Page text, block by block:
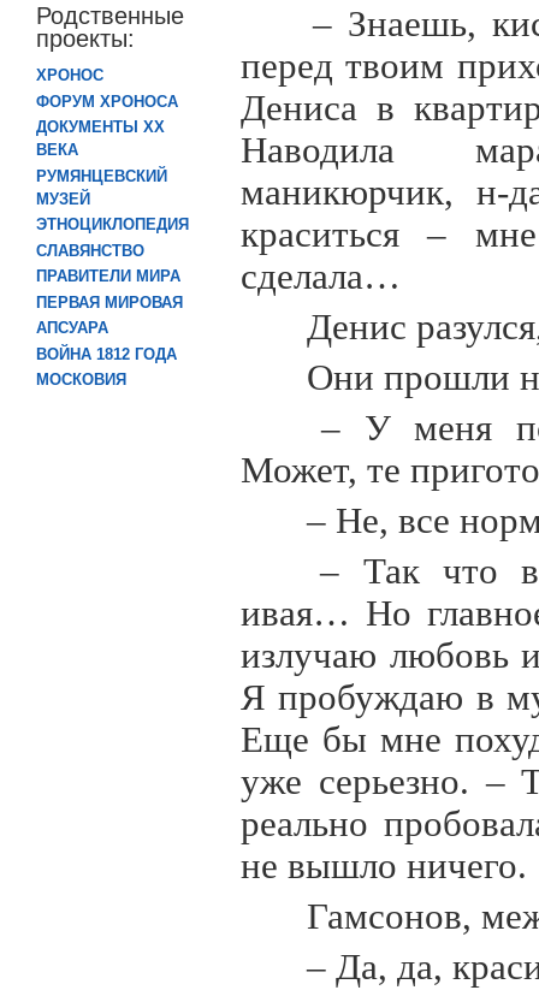
Родственные
проекты:
ХРОНОС
ФОРУМ ХРОНОСА
ДОКУМЕНТЫ XX
ВЕКА
РУМЯНЦЕВСКИЙ
МУЗЕЙ
ЭТНОЦИКЛОПЕДИЯ
СЛАВЯНСТВО
ПРАВИТЕЛИ МИРА
ПЕРВАЯ МИРОВАЯ
АПСУАРА
ВОЙНА 1812 ГОДА
МОСКОВИЯ
– Знаешь,
перед твоим
Дениса в
Наводила
маникюрчик, н-
краситься –
сделала…
Денис
Они прошли
– У меня
Может, те
– Не, все
– Так что
ивая… Но
излучаю любовь
Я пробуждаю в
Еще бы мне
уже серьезно. –
реально
не вышло ничего.
Гамсонов,
– Да, да,